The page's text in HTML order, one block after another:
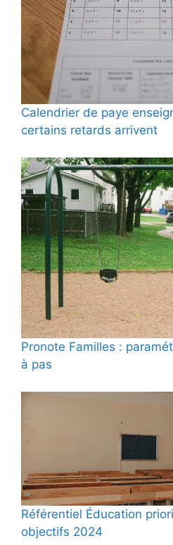
Calendrier de paye
certains retards arrivent
Pronote Familles :
à pas
Référentiel Éducation
objectifs 2024